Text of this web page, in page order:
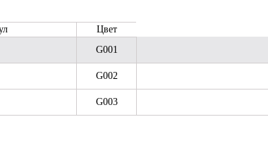
Цвет
G001
G002
G003